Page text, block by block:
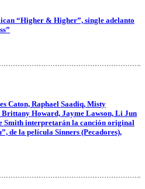
“Higher & Higher”, single adelanto
Caton, Raphael Saadiq, Misty
Brittany Howard, Jayme Lawson, Li Jun
Smith interpretarán la canción original
de la película Sinners (Pecadores),